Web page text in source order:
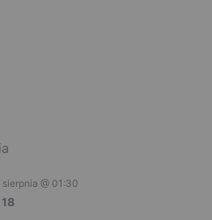
sierpnia @ 01:30